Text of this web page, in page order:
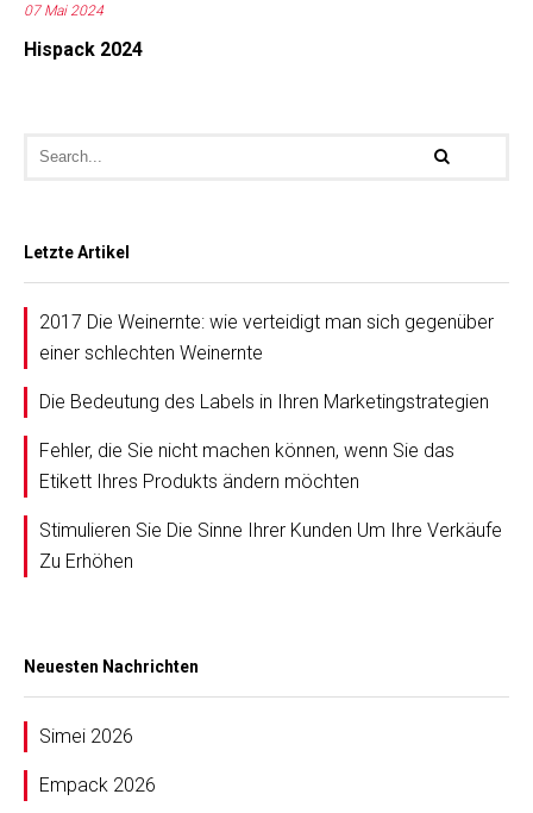
07 Mai 2024
Hispack 2024
Letzte Artikel
2017 Die Weinernte: wie verteidigt man sich gegenüber
einer schlechten Weinernte
Die Bedeutung des Labels in Ihren Marketingstrategien
Fehler, die Sie nicht machen können, wenn Sie das
Etikett Ihres Produkts ändern möchten
Stimulieren Sie Die Sinne Ihrer Kunden Um Ihre Verkäufe
Zu Erhöhen
Neuesten Nachrichten
Simei 2026
Empack 2026